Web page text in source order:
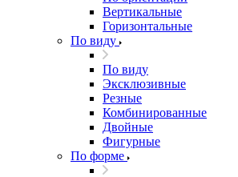
Вертикальные
Горизонтальные
По виду
По виду
Эксклюзивные
Резные
Комбинированные
Двойные
Фигурные
По форме